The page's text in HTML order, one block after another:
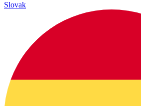
Slovak